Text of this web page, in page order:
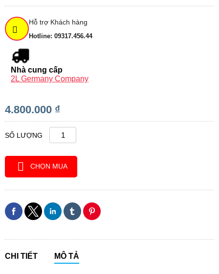
Hỗ trợ Khách hàng
Hotline: 09317.456.44
Nhà cung cấp
2L Germany Company
4.800.000 ₫
SỐ LƯỢNG
CHỌN MUA
CHI TIẾT MÔ TẢ